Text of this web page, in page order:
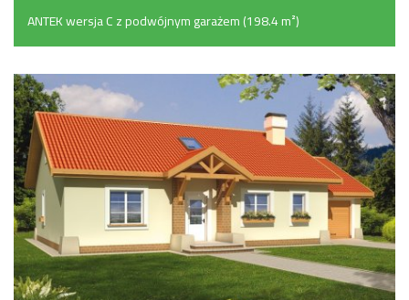
ANTEK wersja C z podwójnym garażem (198.4 m²)